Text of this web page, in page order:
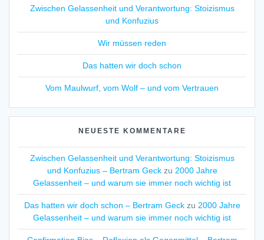
Zwischen Gelassenheit und Verantwortung: Stoizismus
und Konfuzius
Wir müssen reden
Das hatten wir doch schon
Vom Maulwurf, vom Wolf – und vom Vertrauen
NEUESTE KOMMENTARE
Zwischen Gelassenheit und Verantwortung: Stoizismus
und Konfuzius – Bertram Geckzu 2000 Jahre
Gelassenheit – und warum sie immer noch wichtig ist
Das hatten wir doch schon – Bertram Geckzu 2000 Jahre
Gelassenheit – und warum sie immer noch wichtig ist